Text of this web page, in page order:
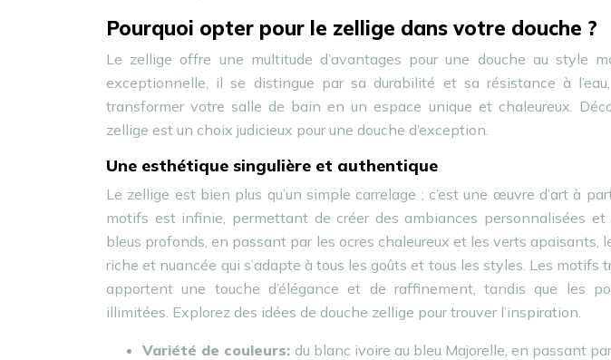
Pourquoi opter pour le zellige dans votre douche ?
Le zellige offre une multitude d’avantages pour une douche au style
exceptionnelle, il se distingue par sa durabilité et sa résistance à
transformer votre salle de bain en un espace unique et chaleureux.
zellige est un choix judicieux pour une douche d’exception.
Une esthétique singulière et authentique
Le zellige est bien plus qu’un simple carrelage ; c’est une œuvre d’art à
motifs est infinie, permettant de créer des ambiances personnalisées et
bleus profonds, en passant par les ocres chaleureux et les verts apaisants,
riche et nuancée qui s’adapte à tous les goûts et tous les styles. Les motifs
apportent une touche d’élégance et de raffinement, tandis que les
illimitées. Explorez des idées de douche zellige pour trouver l’inspiration.
Variété de couleurs: du blanc ivoire au bleu Majorelle, en passant